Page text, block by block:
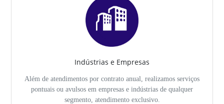
Indústrias e Empresas
Além de atendimentos por contrato anual, realizamos serviços
pontuais ou avulsos em empresas e indústrias de qualquer
segmento, atendimento exclusivo.